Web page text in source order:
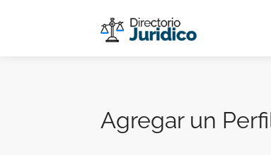
Agregar un